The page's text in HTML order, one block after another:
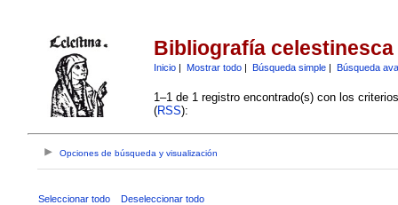
Bibliografía celestinesca
Inicio| Mostrar todo| Búsqueda simple| Búsqueda
1–1 de 1 registro encontrado(s) con los
(RSS):
Opciones de búsqueda y visualización
Seleccionar todo Deseleccionar todo